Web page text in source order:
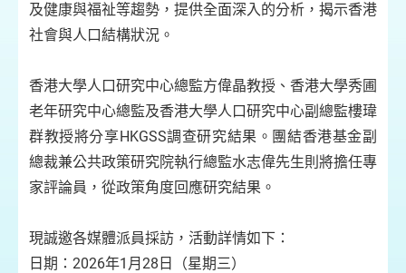
及健康與福祉等趨勢，提供全面深入的分析，揭示香港
社會與人口結構狀況。
香港大學人口研究中心總監方偉晶教授、香港大學秀圃
老年研究中心總監及香港大學人口研究中心副總監樓瑋
群教授將分享HKGSS調查研究結果。團結香港基金副
總裁兼公共政策研究院執行總監水志偉先生則將擔任專
家評論員，從政策角度回應研究結果。
現誠邀各媒體派員採訪，活動詳情如下：
日期：2026年1月28日（星期三）